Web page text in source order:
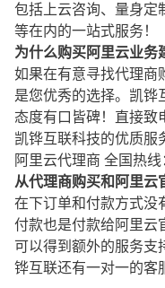
包括上云咨询、量身定
等在内的一站式服务！
为什么购买阿里云业务
如果在有意寻找代理商
是您优秀的选择。凯铧
态度有口皆碑！直接致
凯铧互联科技的优质服
阿里云代理商 全国热
从代理商购买和阿里云
在下订单和付款方式没
付款也是付款给阿里云
可以得到额外的服务支
铧互联还有一对一的客